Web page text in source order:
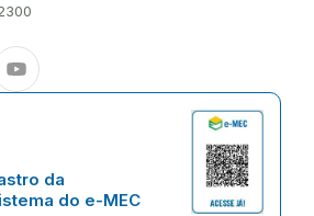
Youtube
da
do e-MEC